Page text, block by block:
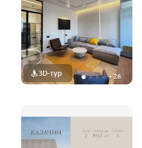
3D-тур +26